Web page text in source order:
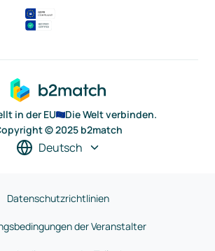
in der EU
Die Welt verbinden.
© 2025 b2match
Deutsch
Datenschutzrichtlinien
der Veranstalter